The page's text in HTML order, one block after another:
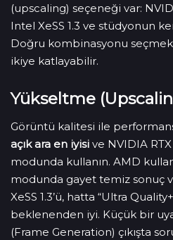
(upscaling) seçeneği var:
Intel XeSS 1.3 ve stüdyonun
Doğru kombinasyonu
ikiye katlayabilir.
Yükseltme
Görüntü kalitesi ile
açık ara en iyisi ve NVIDIA RTX
modunda kullanın. AMD
modunda gayet temiz sonuç
XeSS 1.3’ü, hatta “Ultra
beklenenden iyi. Küçük bir
(Frame Generation) çıkışta